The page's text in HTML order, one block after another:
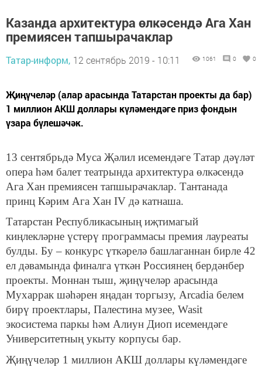
Казанда архитектура өлкәсендә Ага Хан
премиясен тапшырачаклар
Татар-информ, 12 сентябрь 2019 - 10:11 1061 0 0
Җиңүчеләр (алар арасында Татарстан проекты да бар)
1 миллион АКШ доллары күләмендәге приз фондын
үзара бүлешәчәк.
13 сентябрьдә Муса Җәлил исемендәге Татар дәүләт
опера һәм балет театрында архитектура өлкәсендә
Ага Хан премиясен тапшырачаклар. Тантанада
принц Кәрим Ага Хан IV дә катнаша.
Татарстан Республикасының иҗтимагый
киңлекләрне үстерү программасы премия лауреаты
булды. Бу – конкурс үткәрелә башлаганнан бирле 42
ел дәвамында финалга үткән Россиянең бердәнбер
проекты. Моннан тыш, җиңүчеләр арасында
Мухаррак шәһәрен яңадан торгызу, Arcadia белем
бирү проектлары, Палестина музее, Wasit
экосистема паркы һәм Алиун Диоп исемендәге
Университетның укыту корпусы бар.
Җиңүчеләр 1 миллион АКШ доллары күләмендәге